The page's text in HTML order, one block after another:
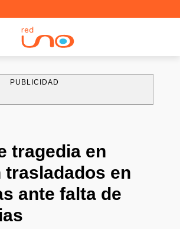
PUBLICIDAD
tragedia en
trasladados en
ante falta de